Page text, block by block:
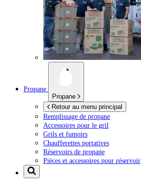
Propane
Propane
Retour au menu principal
Remplissage de propane
Accessoires pour le gril
Grils et fumoirs
Chaufferettes portatives
Réservoirs de propane
Pièces et accessoires pour réservoir